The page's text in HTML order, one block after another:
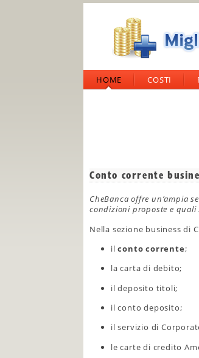
HOME COSTI
Conto corrente
CheBanca offre un’ampia
condizioni proposte e quali
Nella sezione business di
ilconto corrente;
la carta di debito;
il deposito titoli;
il conto deposito;
il servizio di
le carte di credito